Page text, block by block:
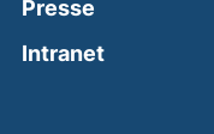
Presse
Intranet(external